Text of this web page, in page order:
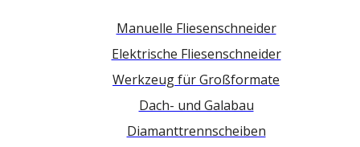
Manuelle Fliesenschneider
Elektrische Fliesenschneider
Werkzeug für Großformate
Dach- und Galabau
Diamanttrennscheiben